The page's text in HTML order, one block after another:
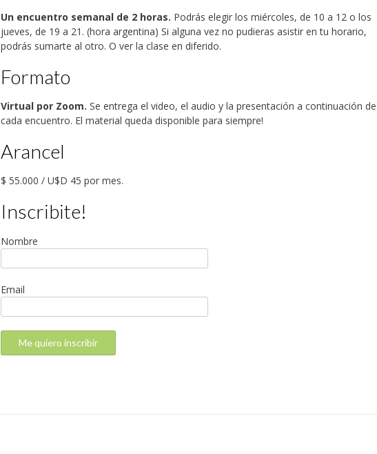
Un encuentro semanal de 2 horas. Podrás elegir los miércoles, de 10 a 12 o los
jueves, de 19 a 21. (hora argentina) Si alguna vez no pudieras asistir en tu horario,
podrás sumarte al otro. O ver la clase en diferido.
Formato
Virtual por Zoom. Se entrega el video, el audio y la presentación a continuación de
cada encuentro. El material queda disponible para siempre!
Arancel
$ 55.000 / U$D 45 por mes.
Inscribite!
Nombre
Email